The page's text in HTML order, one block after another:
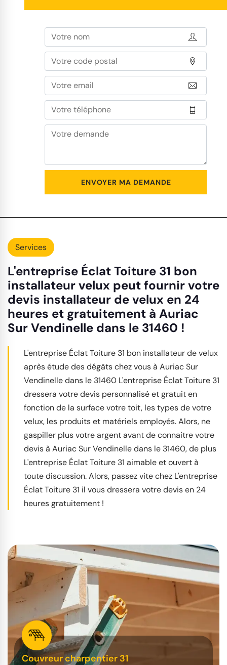
Services
L'entreprise Éclat Toiture 31 bon
installateur velux peut fournir votre
devis installateur de velux en 24
heures et gratuitement à Auriac
Sur Vendinelle dans le 31460 !
L'entreprise Éclat Toiture 31 bon installateur de velux
après étude des dégâts chez vous à Auriac Sur
Vendinelle dans le 31460 L'entreprise Éclat Toiture 31
dressera votre devis personnalisé et gratuit en
fonction de la surface votre toit, les types de votre
velux, les produits et matériels employés. Alors, ne
gaspiller plus votre argent avant de connaitre votre
devis à Auriac Sur Vendinelle dans le 31460, de plus
L'entreprise Éclat Toiture 31 aimable et ouvert à
toute discussion. Alors, passez vite chez L'entreprise
Éclat Toiture 31 il vous dressera votre devis en 24
heures gratuitement !
Couvreur charpentier 31